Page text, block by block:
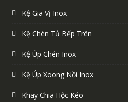
Kệ Gia Vị Inox
Kệ Chén Tủ Bếp Trên
Kệ Úp Chén Inox
Kệ Úp Xoong Nồi Inox
Khay Chia Hộc Kéo